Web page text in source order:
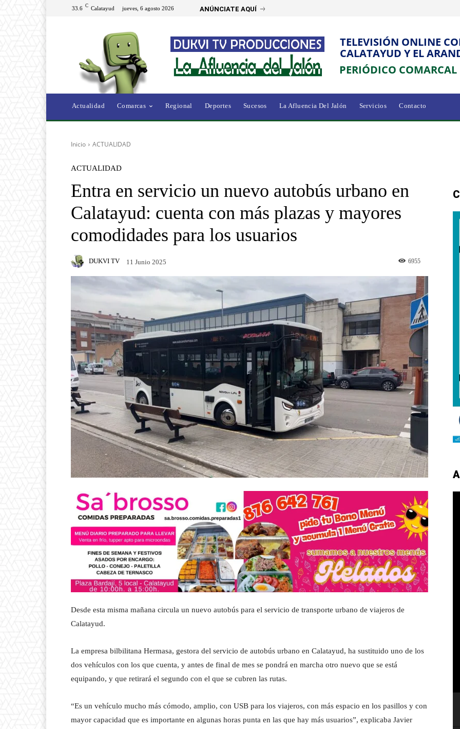
33.6 C Calatayud jueves, 6 agosto 2026 ANÚNCIATE AQUÍ
TELEVISIÓN ONLINE
CALATAYUD Y EL
PERIÓDICO
Actualidad Comarcas Regional Deportes Sucesos La Afluencia Del Jalón Servicios Contacto
Inicio ACTUALIDAD
ACTUALIDAD
Entra en servicio un nuevo autobús urbano en
Calatayud: cuenta con más plazas y mayores
comodidades para los usuarios
DUKVI TV 11 Junio 2025 6955
Desde esta misma mañana circula un nuevo autobús para el servicio de transporte urbano de viajeros de
Calatayud.
La empresa bilbilitana Hermasa, gestora del servicio de autobús urbano en Calatayud, ha sustituido uno de los
dos vehículos con los que cuenta, y antes de final de mes se pondrá en marcha otro nuevo que se está
equipando, y que retirará el segundo con el que se cubren las rutas.
“Es un vehículo mucho más cómodo, amplio, con USB para los viajeros, con más espacio en los pasillos y con
mayor capacidad que es importante en algunas horas punta en las que hay más usuarios”, explicaba Javier